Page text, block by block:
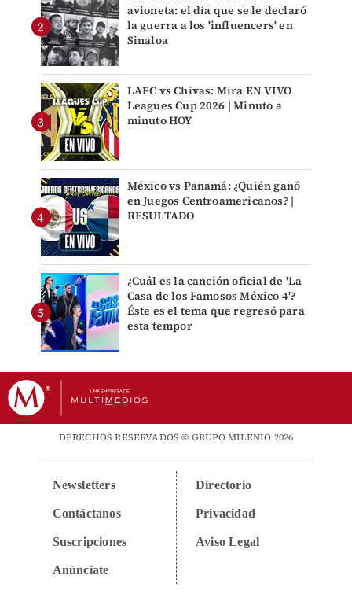
avioneta: el día que se le declaró
la guerra a los 'influencers' en
Sinaloa
LAFC vs Chivas: Mira EN VIVO
Leagues Cup 2026 | Minuto a
minuto HOY
México vs Panamá: ¿Quién ganó
en Juegos Centroamericanos? |
RESULTADO
¿Cuál es la canción oficial de 'La
Casa de los Famosos México 4'?
Éste es el tema que regresó para
esta tempor
DERECHOS RESERVADOS © GRUPO MILENIO 2026
Newsletters
Contáctanos
Suscripciones
Anúnciate
Directorio
Privacidad
Aviso Legal